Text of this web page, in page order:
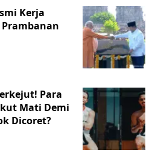
Kerja
Prambanan
Para
Mati Demi
Dicoret?